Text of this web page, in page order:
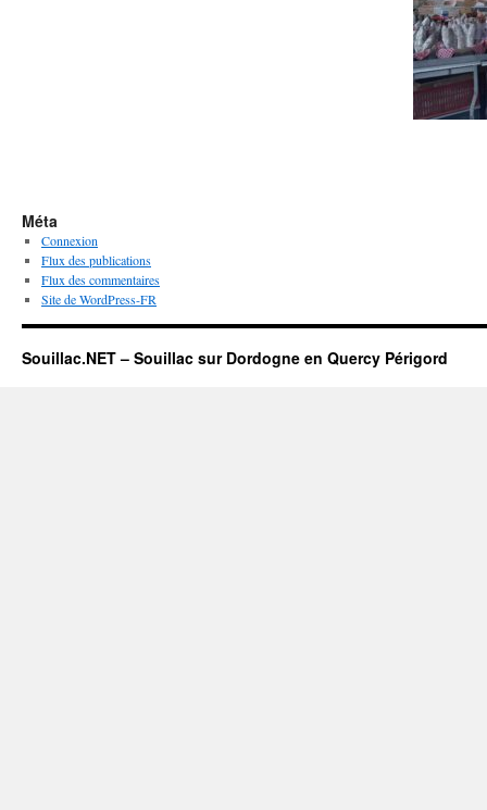
Méta
Connexion
Flux des publications
Flux des commentaires
Site de WordPress-FR
Souillac.NET – Souillac sur Dordogne en Quercy Périgord